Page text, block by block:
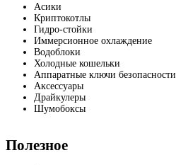
Асики
Криптокотлы
Гидро-стойки
Иммерсионное охлаждение
Водоблоки
Холодные кошельки
Аппаратные ключи безопасности
Аксессуары
Драйкулеры
Шумобоксы
Полезное